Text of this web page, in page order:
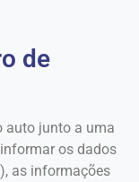
de
auto junto a uma
os dados
as informações